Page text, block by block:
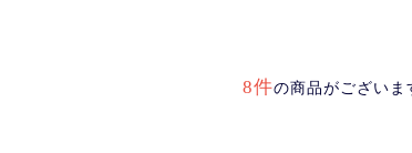
8件の商品がございま